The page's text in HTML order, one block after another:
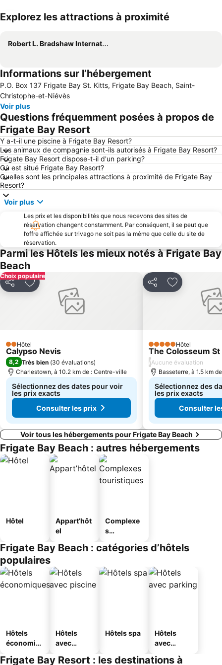
Explorez les attractions à proximité
Robert L. Bradshaw International Airport
Informations sur l’hébergement
P.O. Box 137 Frigate Bay St. Kitts, Frigate Bay Beach, Saint-
Christophe-et-Niévès
Voir plus
Questions fréquemment posées à propos de
Frigate Bay Resort
Y a-t-il une piscine à Frigate Bay Resort?
Les animaux de compagnie sont-ils autorisés à Frigate Bay Resort?
Frigate Bay Resort dispose-t-il d'un parking?
Où est situé Frigate Bay Resort?
Quelles sont les principales attractions à proximité de Frigate Bay
Resort?
Voir plus
Les prix et les disponibilités que nous recevons des sites de
réservation changent constamment. Par conséquent, il se peut que
l’offre affichée sur trivago ne soit pas la même que celle du site de
réservation.
Parmi les Hôtels les mieux notés à Frigate Bay
Beach
Choix populaire
PartagerAjouter à mes favoris
2 Étoiles
Hôtel
Calypso Nevis
8,2 Très bien (30 évaluations)
Charlestown, à 10.2 km de : Centre-ville
Sélectionnez des dates pour voir
les prix exacts
Consulter les prix
PartagerAjouter à
5 ÉtoilesHôtel
The Colosseum
/Aucune évaluation
Basseterre, à 1.5 km
Sélectionnez des
les prix exacts
Consulter
Voir tous les hébergements pour Frigate Bay Beach
Frigate Bay Beach : autres hébergements
Hôtel
Appart’hôt
el
Complexe
s
s
Frigate Bay Beach : catégories d’hôtels
populaires
Hôtels
économiq
Hôtels
avec
Hôtels spa
Hôtels
avec
Frigate Bay Resort : les destinations à